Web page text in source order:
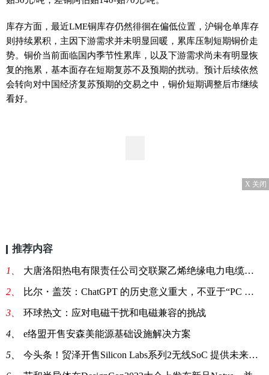
库存方面，最近LME铜库存仍然徘徊在偏低位置，沪铜仓单库存
则持续累积，主因下游需求并未明显回暖，累库压制短期铜价走
势。铜价当前面临国内季节性累库，以及下游需求尚未有明显恢
复的拖累，基本面存在短期复苏不及预期的扰动。预计后续依然
会转向对中国经济复苏预期的交易之中，铜价短期调整后市继续
看好。
X 关闭
推荐内容
1、 大唐洛阳热电有限责任公司交联聚乙烯绝缘电力电缆采购结果公告
2、 比尔・盖茨：ChatGPT 的历史意义重大，不亚于“PC 或互联网诞生”
3、 环球热文：应对电磁干扰和电磁兼容的挑战
4、 e络盟开售安森美能源基础设施解决方案
5、 今头条！贸泽开售Silicon Labs系列2无线SoC 提供未来物联网所需的无线连接